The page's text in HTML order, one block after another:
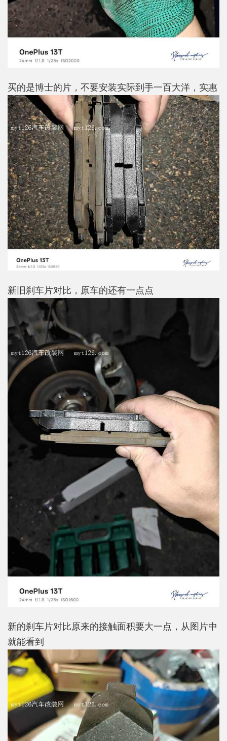
买的是博士的片，不要安装实际到手一百大洋，实惠
新旧刹车片对比，原车的还有一点点
新的刹车片对比原来的接触面积要大一点，从图片中
就能看到